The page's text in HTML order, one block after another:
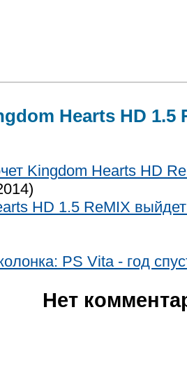
Hearts HD 1.5
Kingdom Hearts HD
HD 1.5 ReMIX
PS Vita - год
Нет